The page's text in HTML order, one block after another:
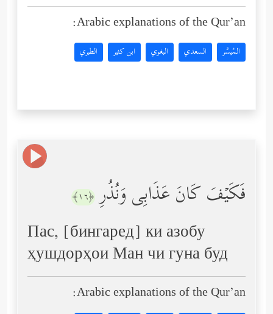
Arabic explanations of the Qur’an:
المُيسَّر السعدي البغوي ابن كثير الطبري
فَكَیۡفَ كَانَ عَذَابِی وَنُذُرِ ﴿١٦﴾
Пас, [бингаред] ки азобу
ҳушдорҳои Ман чи гуна буд
Arabic explanations of the Qur’an: